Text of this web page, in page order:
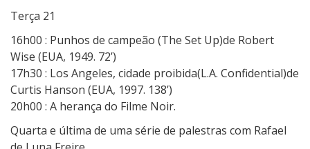
Terça 21
16h00 : Punhos de campeão (The Set Up)de Robert
Wise (EUA, 1949. 72’)
17h30 : Los Angeles, cidade proibida(L.A. Confidential)de
Curtis Hanson (EUA, 1997. 138’)
20h00 : A herança do Filme Noir.
Quarta e última de uma série de palestras com Rafael